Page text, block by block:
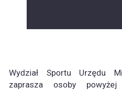
Wydział Sportu Urzędu
zaprasza osoby